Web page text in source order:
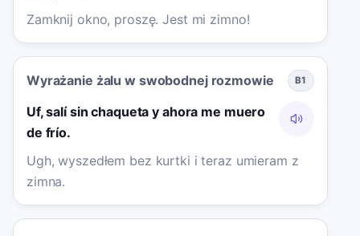
Zamknij okno, proszę. Jest mi zimno!
Wyrażanie żalu w swobodnej rozmowie B1
Uf, salí sin chaqueta y ahora me muero
de frío.
Ugh, wyszedłem bez kurtki i teraz umieram z
zimna.